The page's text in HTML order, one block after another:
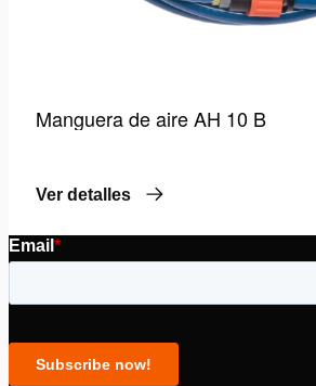
Manguera de aire AH 10 B
Ver detalles